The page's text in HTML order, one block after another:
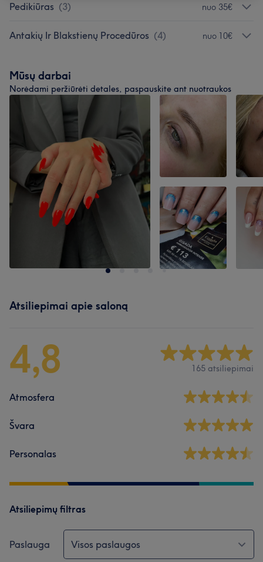
Pedikiūras (3) nuo 35€
Antakių Ir Blakstienų Procedūros (4) nuo 10€
Mūsų darbai
Norėdami peržiūrėti detales, paspauskite ant nuotraukos
Atsiliepimai apie saloną
4,8 165 atsiliepimai
Atmosfera
Švara
Personalas
Atsiliepimų filtras
Paslauga Visos paslaugos